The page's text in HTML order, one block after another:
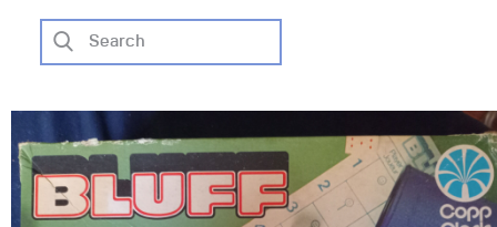
SHOP
VENDI
CASE EDITRICI
AIUTO
BLOG-NEWS